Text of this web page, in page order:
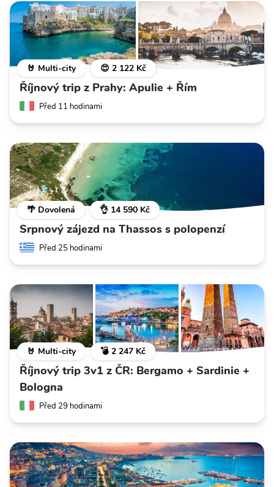
🤘 Multi-city 😍 2 122 Kč
Říjnový trip z Prahy: Apulie + Řím
Před 11 hodinami
🌴 Dovolená 👌 14 590 Kč
Srpnový zájezd na Thassos s polopenzí
Před 25 hodinami
🤘 Multi-city 💣 2 247 Kč
Říjnový trip 3v1 z ČR: Bergamo + Sardinie +
Bologna
Před 29 hodinami